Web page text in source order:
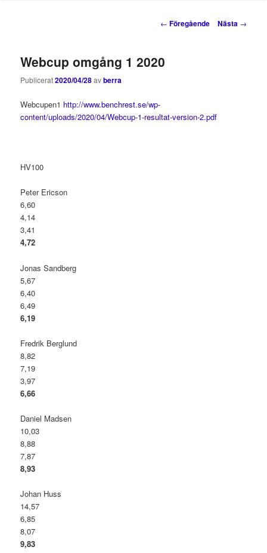
Inläggsnavigering
← Föregående Nästa →
Webcup omgång 1 2020
Publicerat2020/04/28avberra
Webcupen1 http://www.benchrest.se/wp-
content/uploads/2020/04/Webcup-1-resultat-version-2.pdf
HV100
Peter Ericson
6,60
4,14
3,41
4,72
Jonas Sandberg
5,67
6,40
6,49
6,19
Fredrik Berglund
8,82
7,19
3,97
6,66
Daniel Madsen
10,03
8,88
7,87
8,93
Johan Huss
14,57
6,85
8,07
9,83